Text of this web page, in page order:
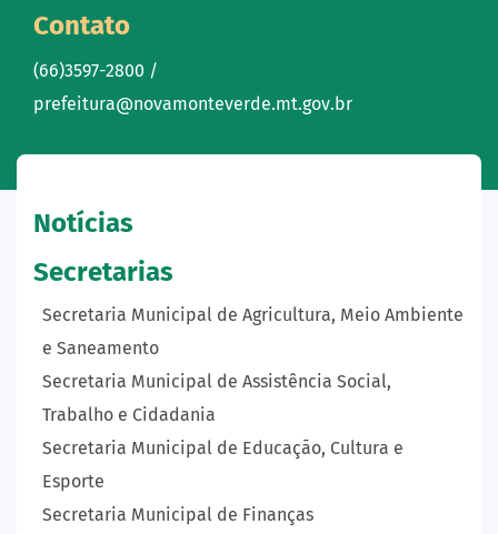
Contato
(66)3597-2800 /
prefeitura@novamonteverde.mt.gov.br
Notícias
Secretarias
Secretaria Municipal de Agricultura, Meio Ambiente
e Saneamento
Secretaria Municipal de Assistência Social,
Trabalho e Cidadania
Secretaria Municipal de Educação, Cultura e
Esporte
Secretaria Municipal de Finanças